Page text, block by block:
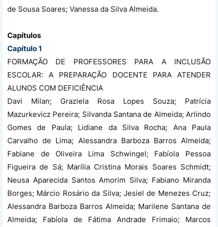
de Sousa Soares; Vanessa da Silva Almeida.
Capítulos
Capítulo 1
FORMAÇÃO DE PROFESSORES PARA A INCLUSÃO
ESCOLAR: A PREPARAÇÃO DOCENTE PARA ATENDER
ALUNOS COM DEFICIÊNCIA
Davi Milan; Graziela Rosa Lopes Souza; Patrícia
Mazurkevicz Pereira; Silvanda Santana de Almeida; Arlindo
Gomes de Paula; Lidiane da Silva Rocha; Ana Paula
Carvalho de Lima; Alessandra Barboza Barros Almeida;
Fabiane de Oliveira Lima Schwingel; Fabíola Pessoa
Figueira de Sá; Marília Cristina Morais Soares Schmidt;
Neusa Aparecida Santos Amorim Silva; Fabiano Miranda
Borges; Márcio Rosário da Silva; Jesiel de Menezes Cruz;
Alessandra Barboza Barros Almeida; Marilene Santana de
Almeida; Fabíola de Fátima Andrade Frimaio; Marcos